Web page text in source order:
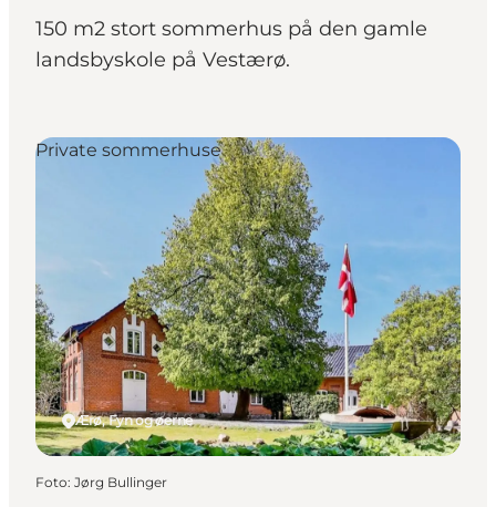
150 m2 stort sommerhus på den gamle
landsbyskole på Vestærø.
Ærø, Fyn og øerne
Private sommerhuse
Foto: Jørg Bullinger